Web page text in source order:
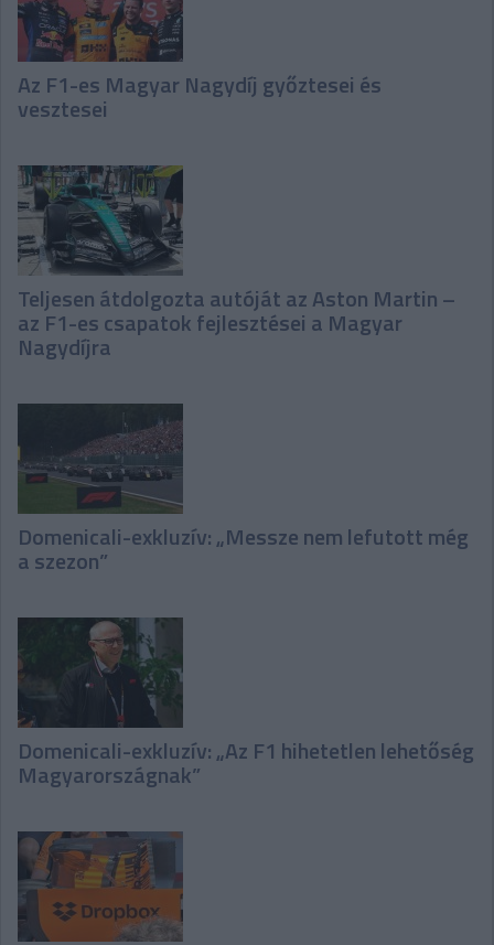
Az F1-es Magyar Nagydíj győztesei és
vesztesei
Teljesen átdolgozta autóját az Aston Martin –
az F1-es csapatok fejlesztései a Magyar
Nagydíjra
Domenicali-exkluzív: „Messze nem lefutott még
a szezon”
Domenicali-exkluzív: „Az F1 hihetetlen lehetőség
Magyarországnak”